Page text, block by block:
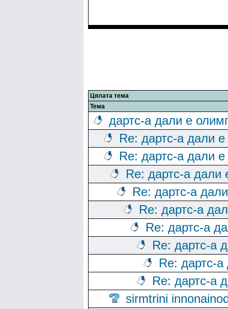
Цялата тема
Тема
дартс-а дали е
Re: дартс-а дали
Re: дартс-а дали
Re: дартс-а дали
Re: дартс-а
Re: дартс-а
Re: дартс-а
Re: дартс-а
Re: дартс-
Re: дартс-а
sirmtrini